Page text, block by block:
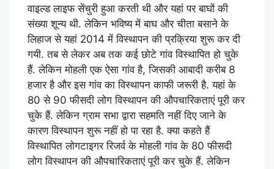
वाइल्ड लाइफ सेंचुरी हुआ करती थी और यहां पर बाघों की
संख्या शून्य थी. लेकिन भविष्य में बाघ और चीता बसाने के
लिहाज से यहां 2014 में विस्थापन की प्रक्रिया शुरू कर दी
गयी. तब से लेकर अब तक कई छोटे गांव विस्थापित हो चुके
हैं. लेकिन मोहली एक ऐसा गांव है, जिसकी आबादी करीब 8
हजार है और इस गांव का विस्थापन काफी जरूरी है. यहां के
80 से 90 फीसदी लोग विस्थापन की औपचारिकताएं पूरी कर
चुके हैं. लेकिन ग्राम सभा द्वारा सहमति नहीं दिए जाने के
कारण विस्थापन शुरू नहीं हो पा रहा है. क्या कहते हैं
विस्थापित लोगटाइगर रिजर्व के मोहली गांव के 80 फीसदी
लोग विस्थापन की औपचारिकताएं पूरी कर चुके हैं. लेकिन